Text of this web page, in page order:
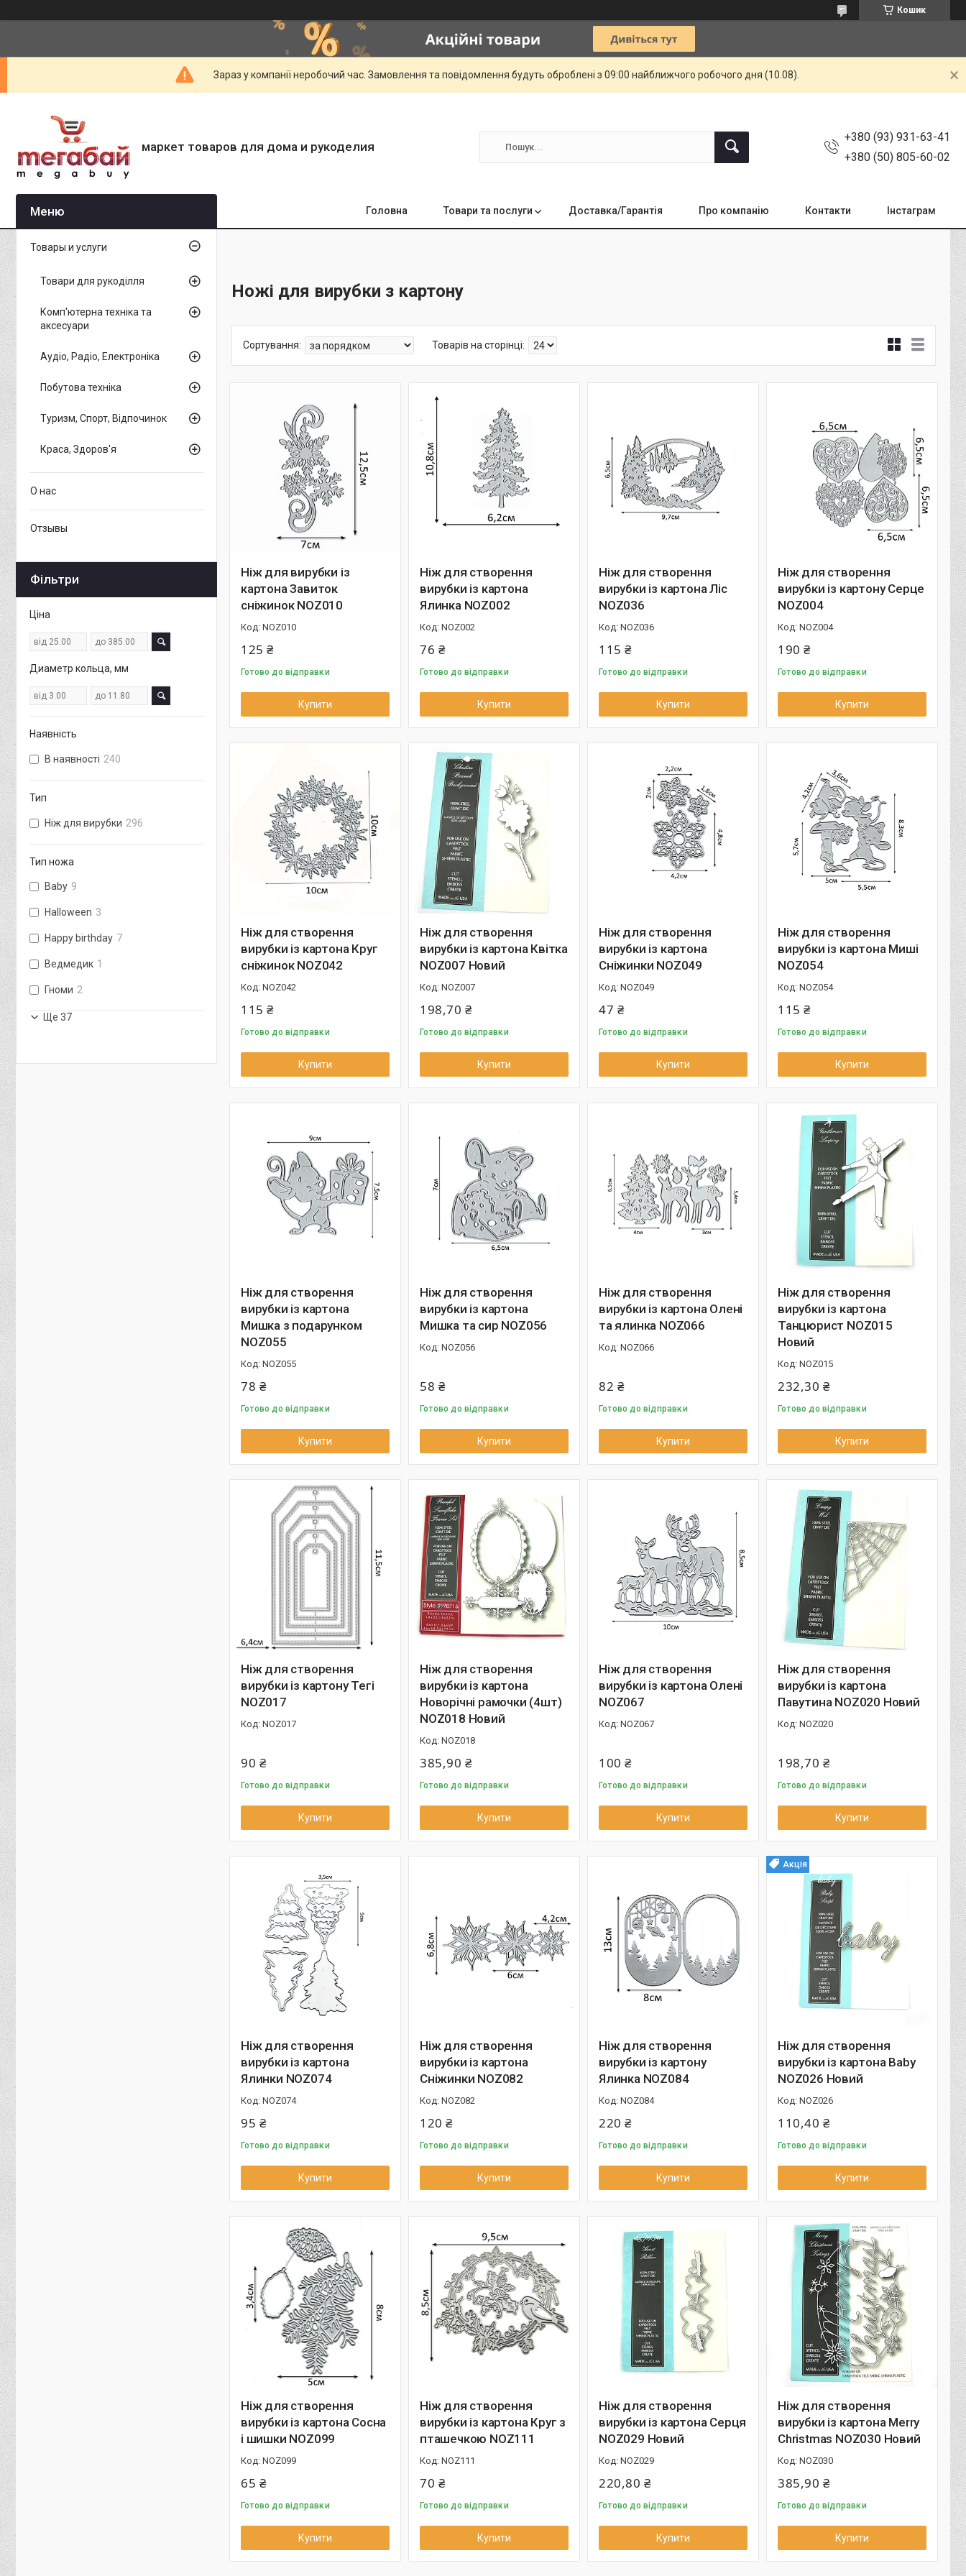
Кошик
Зараз у компанії неробочий час. Замовлення та повідомлення будуть оброблені з 09:00 найближчого робочого дня (10.08).
маркет товаров для дома и рукоделия
+380 (93) 931-63-41
+380 (50) 805-60-02
Головна Товари та послуги Доставка/Гарантія Про компанію Контакти Інстаграм
Ножі для вирубки з картону
Ніж для вирубки із
картона Завиток
сніжинок NOZ010
NOZ010
125 ₴
Готово до відправки
Купити
Ніж для створення
вирубки із картона
Ялинка NOZ002
NOZ002
76 ₴
Готово до відправки
Купити
Ніж для створення
вирубки із картона Ліс
NOZ036
NOZ036
115 ₴
Готово до відправки
Купити
Ніж для створення
вирубки із картону Серце
NOZ004
NOZ004
190 ₴
Готово до відправки
Купити
Ніж для створення
вирубки із картона Круг
сніжинок NOZ042
NOZ042
115 ₴
Готово до відправки
Купити
Ніж для створення
вирубки із картона Квітка
NOZ007 Новий
NOZ007
198,70 ₴
Готово до відправки
Купити
Ніж для створення
вирубки із картона
Сніжинки NOZ049
NOZ049
47 ₴
Готово до відправки
Купити
Ніж для створення
вирубки із картона Миші
NOZ054
NOZ054
115 ₴
Готово до відправки
Купити
Ніж для створення
вирубки із картона
Мишка з подарунком
NOZ055
NOZ055
78 ₴
Готово до відправки
Купити
Ніж для створення
вирубки із картона
Мишка та сир NOZ056
NOZ056
58 ₴
Готово до відправки
Купити
Ніж для створення
вирубки із картона Олені
та ялинка NOZ066
NOZ066
82 ₴
Готово до відправки
Купити
Ніж для створення
вирубки із картона
Танцюрист NOZ015
Новий
NOZ015
232,30 ₴
Готово до відправки
Купити
Ніж для створення
вирубки із картону Тегі
NOZ017
NOZ017
90 ₴
Готово до відправки
Купити
Ніж для створення
вирубки із картона
Новорічні рамочки (4шт)
NOZ018 Новий
NOZ018
385,90 ₴
Готово до відправки
Купити
Ніж для створення
вирубки із картона Олені
NOZ067
NOZ067
100 ₴
Готово до відправки
Купити
Ніж для створення
вирубки із картона
Павутина NOZ020 Новий
NOZ020
198,70 ₴
Готово до відправки
Купити
Ніж для створення
вирубки із картона
Ялинки NOZ074
NOZ074
95 ₴
Готово до відправки
Купити
Ніж для створення
вирубки із картона
Сніжинки NOZ082
NOZ082
120 ₴
Готово до відправки
Купити
Ніж для створення
вирубки із картону
Ялинка NOZ084
NOZ084
220 ₴
Готово до відправки
Купити
Акція
Ніж для створення
вирубки із картона Baby
NOZ026 Новий
NOZ026
110,40 ₴
Готово до відправки
Купити
Ніж для створення
вирубки із картона Сосна
і шишки NOZ099
NOZ099
65 ₴
Готово до відправки
Купити
Ніж для створення
вирубки із картона Круг з
пташечкою NOZ111
NOZ111
70 ₴
Готово до відправки
Купити
Ніж для створення
вирубки із картона Серця
NOZ029 Новий
NOZ029
220,80 ₴
Готово до відправки
Купити
Ніж для створення
вирубки із картона Merry
Christmas NOZ030 Новий
NOZ030
385,90 ₴
Готово до відправки
Купити
Товары и услуги
Товари для рукоділля
Комп'ютерна техніка та
аксесуари
Аудіо, Радіо, Електроніка
Побутова техніка
Туризм, Спорт, Відпочинок
Краса, Здоров'я
О нас
Отзывы
Фільтри
Ціна
Диаметр кольца, мм
Наявність
В наявності 240
Тип
Ніж для вирубки 296
Тип ножа
Baby 9
Halloween 3
Happy birthday 7
Ведмедик 1
Гноми 2
Ще 37